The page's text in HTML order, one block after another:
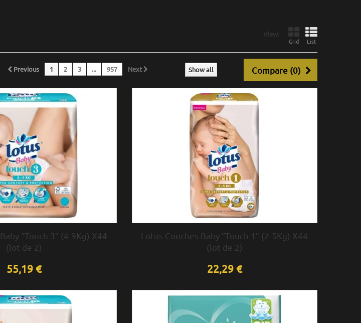
View:
Grid List
Compare (0)
Show all
Previous 1 2 3 ... 957 Next
“Touch 3” (4-9Kg) X44
(lot de 2)
55,19 €
Lotus Couches Baby “Touch 1” (2-5Kg) X44
(lot de 2)
22,29 €